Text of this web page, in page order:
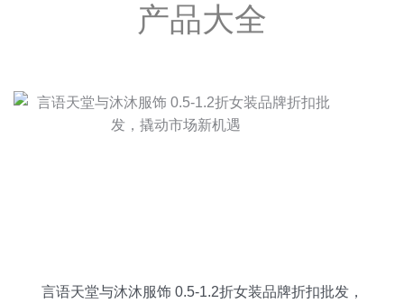
产品大全
言语天堂与沐沐服饰 0.5-1.2折女装品牌折扣批发，